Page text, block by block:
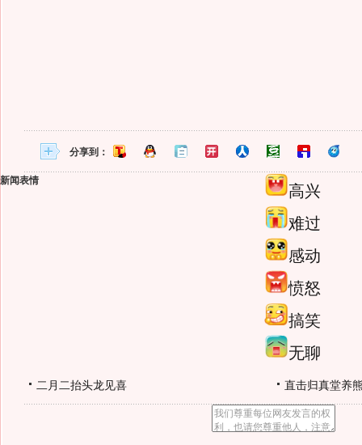
分享到：
新闻表情
高兴
难过
感动
愤怒
搞笑
无聊
二月二抬头龙见喜 直击归真堂养